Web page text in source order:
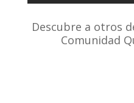
Descubre a otros
Comunidad